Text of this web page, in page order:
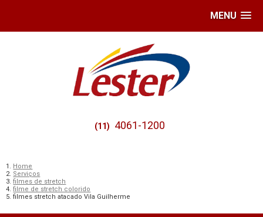
MENU
(11) 4061-1200
Home
Serviços
filmes de stretch
filme de stretch colorido
filmes stretch atacado Vila Guilherme